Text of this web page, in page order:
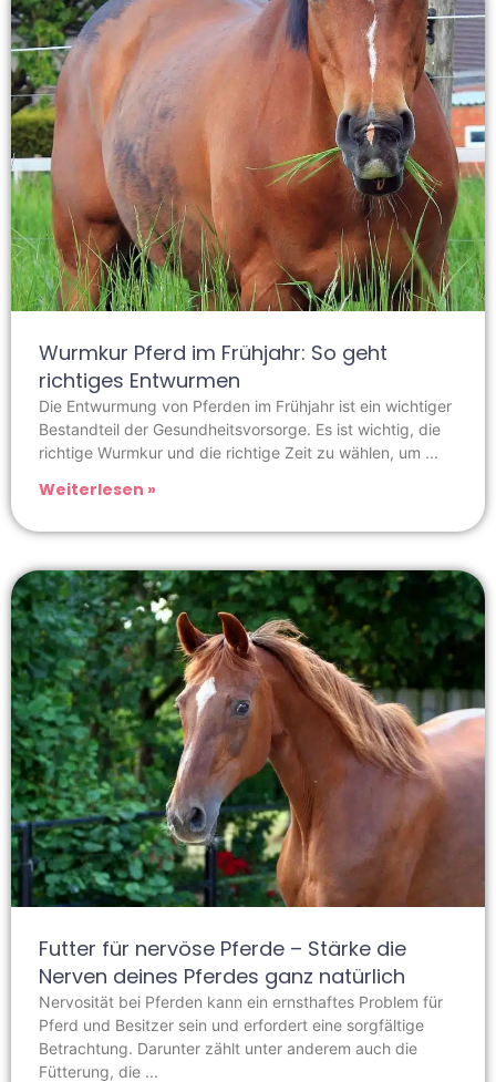
Wurmkur Pferd im Frühjahr: So geht
richtiges Entwurmen
Die Entwurmung von Pferden im Frühjahr ist ein wichtiger
Bestandteil der Gesundheitsvorsorge. Es ist wichtig, die
richtige Wurmkur und die richtige Zeit zu wählen, um
Weiterlesen »
Futter für nervöse Pferde – Stärke die
Nerven deines Pferdes ganz natürlich
Nervosität bei Pferden kann ein ernsthaftes Problem für
Pferd und Besitzer sein und erfordert eine sorgfältige
Betrachtung. Darunter zählt unter anderem auch die
Fütterung, die